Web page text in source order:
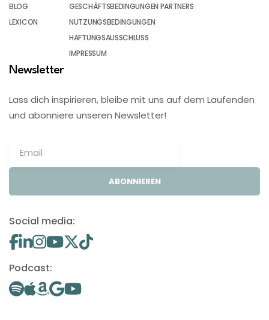
BLOG
LEXICON
GESCHÄFTSBEDINGUNGEN PARTNERS
NUTZUNGSBEDINGUNGEN
HAFTUNGSAUSSCHLUSS
IMPRESSUM
Newsletter
Lass dich inspirieren, bleibe mit uns auf dem Laufenden
und abonniere unseren Newsletter!
ABONNIEREN
Social media:
Podcast: